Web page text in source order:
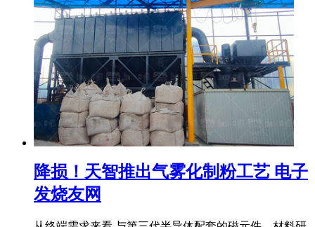
降损！天智推出气雾化制粉工艺 电子
发烧友网